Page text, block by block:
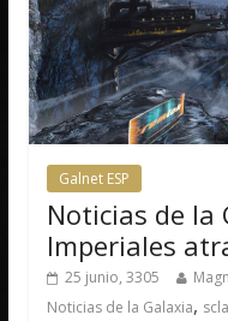
Galnet ESP
Noticias de la
Imperiales
25 junio, 3305
Noticias de la Galaxia,